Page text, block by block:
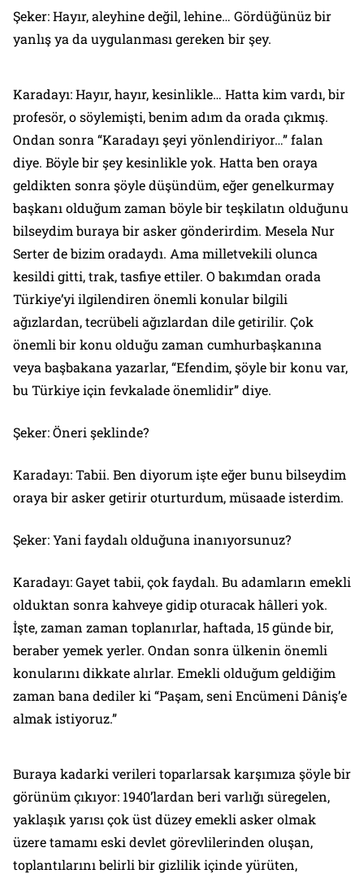
Şeker: Hayır, aleyhine değil, lehine… Gördüğünüz bir
yanlış ya da uygulanması gereken bir şey.
Karadayı: Hayır, hayır, kesinlikle… Hatta kim vardı, bir
profesör, o söylemişti, benim adım da orada çıkmış.
Ondan sonra “Karadayı şeyi yönlendiriyor…” falan
diye. Böyle bir şey kesinlikle yok. Hatta ben oraya
geldikten sonra şöyle düşündüm, eğer genelkurmay
başkanı olduğum zaman böyle bir teşkilatın olduğunu
bilseydim buraya bir asker gönderirdim. Mesela Nur
Serter de bizim oradaydı. Ama milletvekili olunca
kesildi gitti, trak, tasfiye ettiler. O bakımdan orada
Türkiye’yi ilgilendiren önemli konular bilgili
ağızlardan, tecrübeli ağızlardan dile getirilir. Çok
önemli bir konu olduğu zaman cumhurbaşkanına
veya başbakana yazarlar, “Efendim, şöyle bir konu var,
bu Türkiye için fevkalade önemlidir” diye.
Şeker: Öneri şeklinde?
Karadayı: Tabii. Ben diyorum işte eğer bunu bilseydim
oraya bir asker getirir oturturdum, müsaade isterdim.
Şeker: Yani faydalı olduğuna inanıyorsunuz?
Karadayı: Gayet tabii, çok faydalı. Bu adamların emekli
olduktan sonra kahveye gidip oturacak hâlleri yok.
İşte, zaman zaman toplanırlar, haftada, 15 günde bir,
beraber yemek yerler. Ondan sonra ülkenin önemli
konularını dikkate alırlar. Emekli olduğum geldiğim
zaman bana dediler ki “Paşam, seni Encümeni Dâniş’e
almak istiyoruz.”
Buraya kadarki verileri toparlarsak karşımıza şöyle bir
görünüm çıkıyor: 1940’lardan beri varlığı süregelen,
yaklaşık yarısı çok üst düzey emekli asker olmak
üzere tamamı eski devlet görevlilerinden oluşan,
toplantılarını belirli bir gizlilik içinde yürüten,